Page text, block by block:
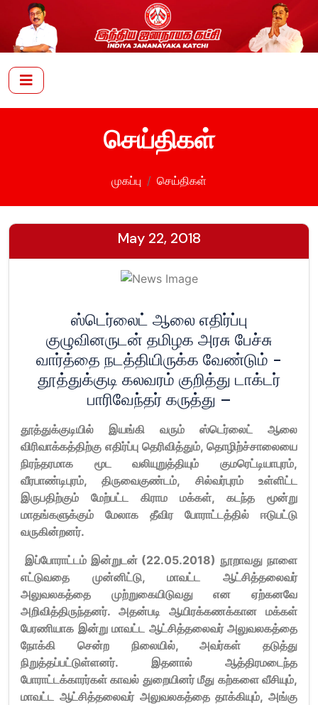
செய்திகள்
முகப்பு செய்திகள்
May 22, 2018
ஸ்டெர்லைட் ஆலை எதிர்ப்பு
குழுவினருடன் தமிழக அரசு பேச்சு
வார்த்தை நடத்தியிருக்க வேண்டும் -
தூத்துக்குடி கலவரம் குறித்து டாக்டர்
பாரிவேந்தர் கருத்து –
தூத்துக்குடியில் இயங்கி வரும் ஸ்டெர்லைட் ஆலை
விரிவாக்கத்திற்கு எதிர்ப்பு தெரிவித்தும், தொழிற்ச்சாலையை
நிரந்தரமாக மூட வலியுறுத்தியும் குமரெட்டியாபுரம்,
வீரபாண்டிபுரம், திருவைகுண்டம், சில்வர்புரம் உள்ளிட்ட
இருபதிற்கும் மேற்பட்ட கிராம மக்கள், கடந்த மூன்று
மாதங்களுக்கும் மேலாக தீவிர போராட்டத்தில் ஈடுபட்டு
வருகின்றனர்.
இப்போராட்டம் இன்றுடன் (22.05.2018) நூறாவது நாளை
எட்டுவதை முன்னிட்டு, மாவட்ட ஆட்சித்தலைவர்
அலுவலகத்தை முற்றுகையிடுவது என ஏற்கனவே
அறிவித்திருந்தனர். அதன்படி ஆயிரக்கணக்கான மக்கள்
பேரணியாக இன்று மாவட்ட ஆட்சித்தலைவர் அலுவலகத்தை
நோக்கி சென்ற நிலையில், அவர்கள் தடுத்து
நிறுத்தப்பட்டுள்ளனர். இதனால் ஆத்திரமடைந்த
போராட்டக்காரர்கள் காவல் துறையினர் மீது கற்களை வீசியும்,
மாவட்ட ஆட்சித்தலைவர் அலுவலகத்தை தாக்கியும், அங்கு